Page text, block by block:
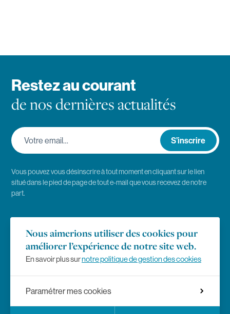
Réseaux sociaux
FacebookInstagram
LinkedIn
Choix de langue
Fr En
Restez au courant
de nos dernières actualités
Votre email… S’inscrire
Vous pouvez vous désinscrire à tout moment en cliquant sur le lien
situé dans le pied de page de tout e-mail que vous recevez de notre
part.
Presse
Règlement des études
Nous aimerions utiliser des cookies pour
améliorer l’expérience de notre site web.
En savoir plus surnotre politique de gestion des cookies
Paramétrer mes cookies